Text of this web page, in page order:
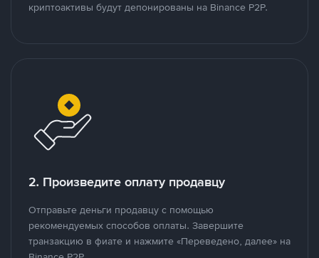
криптоактивы будут депонированы на Binance P2P.
2. Произведите оплату продавцу
Отправьте деньги продавцу с помощью
рекомендуемых способов оплаты. Завершите
транзакцию в фиате и нажмите «Переведено, далее» на